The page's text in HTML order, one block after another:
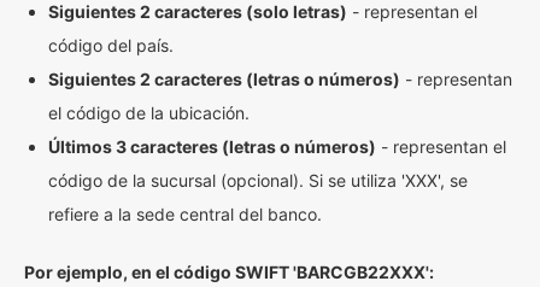
Siguientes 2 caracteres (solo letras) - representan el
código del país.
Siguientes 2 caracteres (letras o números) - representan
el código de la ubicación.
Últimos 3 caracteres (letras o números) - representan el
código de la sucursal (opcional). Si se utiliza 'XXX', se
refiere a la sede central del banco.
Por ejemplo, en el código SWIFT 'BARCGB22XXX':